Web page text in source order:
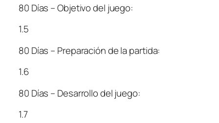
80 Días – Objetivo del juego:
1.5
80 Días – Preparación de la partida:
1.6
80 Días – Desarrollo del juego:
1.7